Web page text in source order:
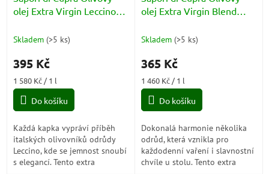
olej Extra Virgin Leccino
Skladem (>5 ks)
395 Kč
Měrná
cena:
1 580 Kč / 1 l
Do košíku
Každá kapka vypráví příběh
italských olivovníků odrůdy
Leccino, kde se jemnost snoubí
s elegancí. Tento extra
olej Extra Virgin Blend
Skladem (>5 ks)
365 Kč
Měrná
cena:
1 460 Kč / 1 l
Do košíku
Dokonalá harmonie několika
odrůd, která vznikla pro
každodenní vaření i slavnostní
chvíle u stolu. Tento extra